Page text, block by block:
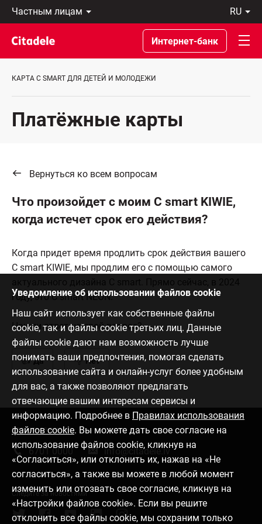
Частным
лицам
Предприятиям
Private
Banking
банке
ru
Latviski
По-
русски
In
Интернет-банк
КАРТА C SMART ДЛЯ ДЕТЕЙ И МОЛОДЕЖИ
Платёжные карты
Вернуться ко всем вопросам
Что произойдет с моим C smart KIWIE,
когда истечет срок его действия?
Когда придет время продлить срок действия вашего
C smart KIWIE, мы продлим его с помощью самого
году, это C smart NEON.
Нашли ответ на свой вопрос?
Да Нет
Уведомление об использовании файлов cookie
Наш сайт использует как собственные файлы
cookie, так и файлы cookie третьих лиц. Данные
файлы cookie дают нам возможность лучше
понимать ваши предпочтения, помогая сделать
использование сайта и онлайн-услуг более удобным
для вас, а также позволяют предлагать
отвечающие вашим интересам сервисы и
информацию. Подробнее в Правилах использования
файлов cookie. Вы можете дать свое согласие на
использование файлов cookie, кликнув на
«Согласиться», или отклонить их, нажав на «Не
согласиться», а также вы можете в любой момент
изменить или отозвать свое согласие, кликнув на
«Настройки файлов cookie». Если вы решите
отклонить все файлы cookie, мы сохраним только
Связаться с нами
6701 0000 info@citadele.lv
Следите за новостями